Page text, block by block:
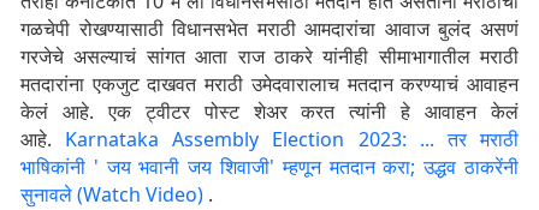
गळचेपी रोखण्यासाठी विधानसभेत मराठी आमदारांचा आवाज बुलंद असणं
गरजेचे असल्याचं सांगत आता राज ठाकरे यांनीही सीमाभागातील मराठी
मतदारांना एकजुट दाखवत मराठी उमेदवारालाच मतदान करण्याचं आवाहन
केलं आहे. एक ट्वीटर पोस्ट शेअर करत त्यांनी हे आवाहन केलं
आहे. Karnataka Assembly Election 2023: ... तर मराठी
भाषिकांनी ' जय भवानी जय शिवाजी' म्हणून मतदान करा; उद्धव ठाकरेंनी
सुनावले (Watch Video) .